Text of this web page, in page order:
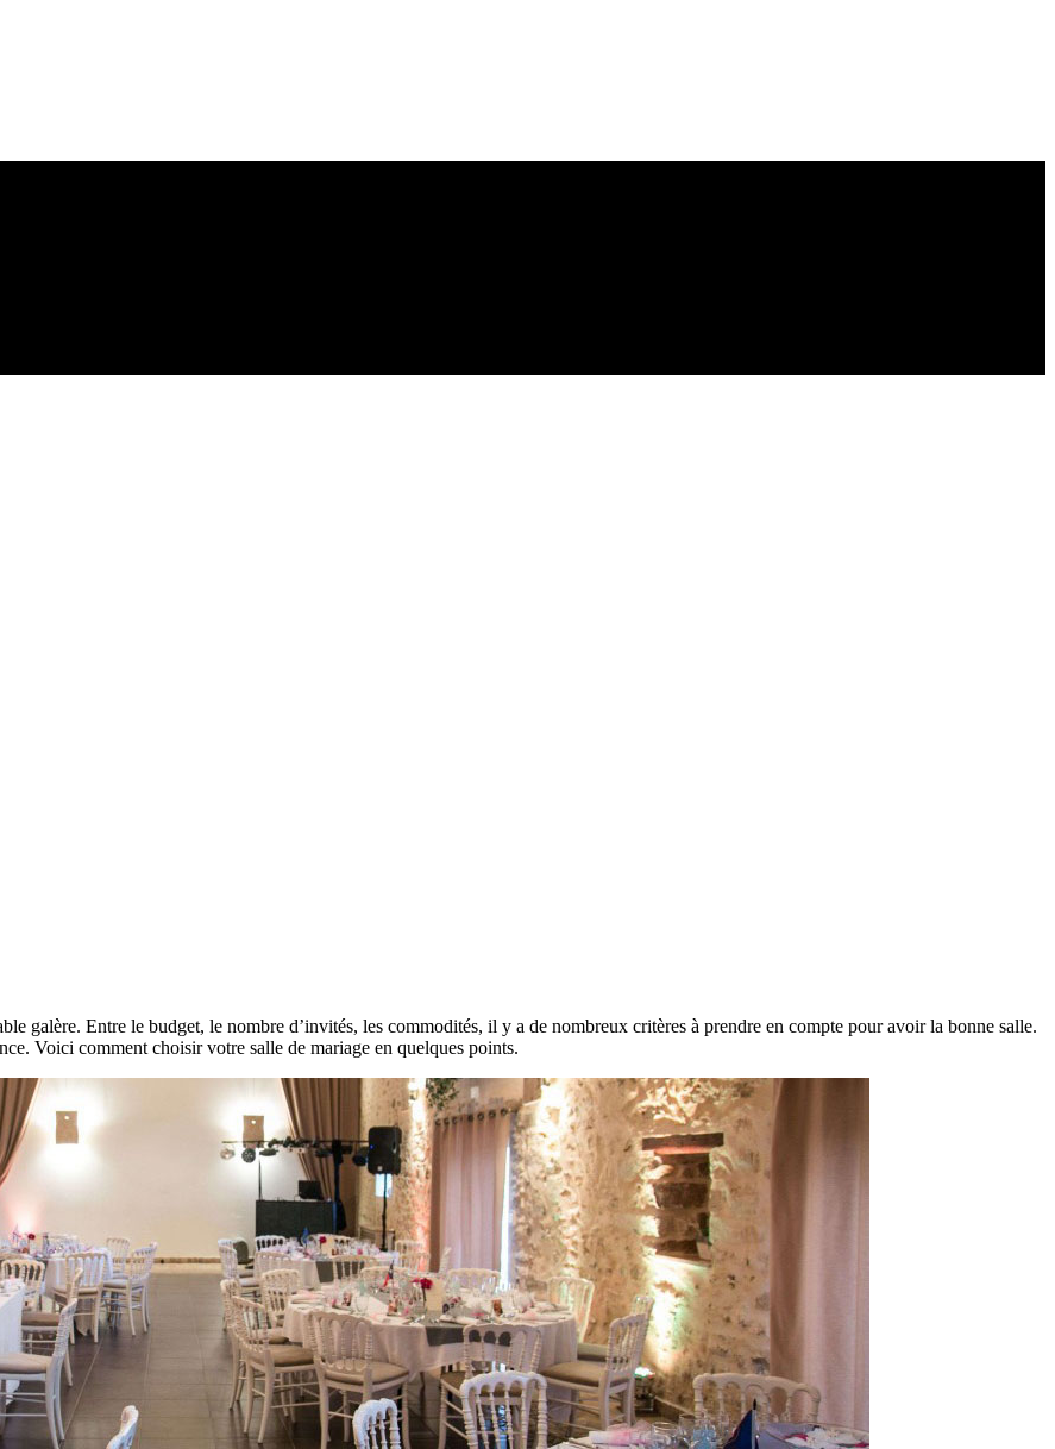
galère. Entre le budget, le nombre d’invités, les commodités, il y a de nombreux critères à prendre en compte pour avoir la bonne salle.
Voici comment choisir votre salle de mariage en quelques points.